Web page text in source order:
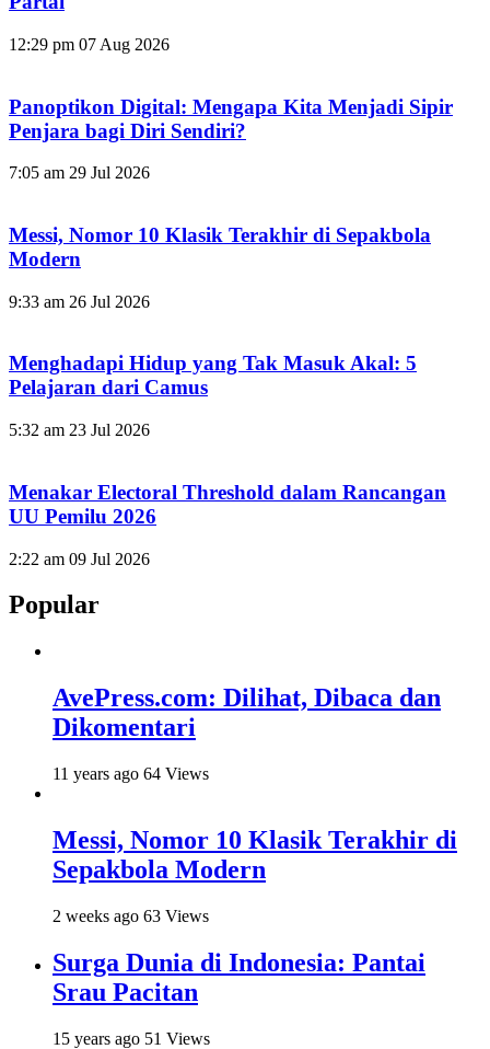
12:29 pm 07 Aug 2026
Panoptikon Digital: Mengapa Kita Menjadi Sipir
Penjara bagi Diri Sendiri?
7:05 am 29 Jul 2026
Messi, Nomor 10 Klasik Terakhir di Sepakbola
Modern
9:33 am 26 Jul 2026
Menghadapi Hidup yang Tak Masuk Akal: 5
Pelajaran dari Camus
5:32 am 23 Jul 2026
Menakar Electoral Threshold dalam Rancangan
UU Pemilu 2026
2:22 am 09 Jul 2026
Popular
AvePress.com: Dilihat, Dibaca dan
Dikomentari
11 years ago 64 Views
Messi, Nomor 10 Klasik Terakhir di
Sepakbola Modern
2 weeks ago 63 Views
Surga Dunia di Indonesia: Pantai
Srau Pacitan
15 years ago 51 Views